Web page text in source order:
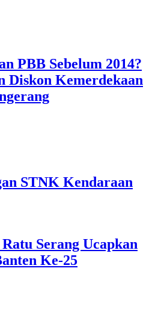
PBB Sebelum 2014?
Diskon Kemerdekaan
STNK Kendaraan
Serang Ucapkan
Ke-25